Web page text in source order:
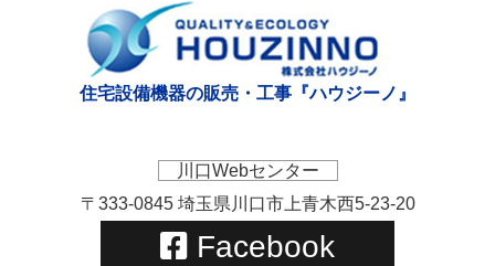
住宅設備機器の販売・工事『ハウジーノ』
川口Webセンター
〒333-0845 埼玉県川口市上青木西5-23-20
Facebook